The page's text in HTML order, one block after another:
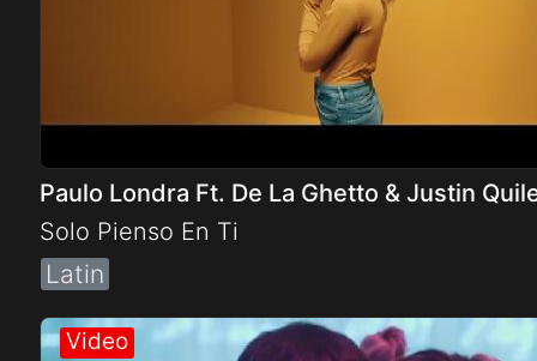
Paulo Londra Ft. De La Ghetto & Justin
Solo Pienso En Ti
Latin